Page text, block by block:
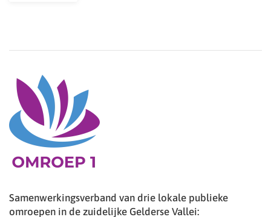
Samenwerkingsverband van drie lokale publieke
omroepen in de zuidelijke Gelderse Vallei: